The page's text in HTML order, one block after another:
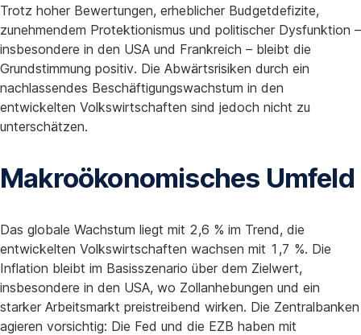
Trotz hoher Bewertungen, erheblicher Budgetdefizite,
zunehmendem Protektionismus und politischer Dysfunktion –
insbesondere in den USA und Frankreich – bleibt die
Grundstimmung positiv. Die Abwärtsrisiken durch ein
nachlassendes Beschäftigungswachstum in den
entwickelten Volkswirtschaften sind jedoch nicht zu
unterschätzen.
Makroökonomisches Umfeld
Das globale Wachstum liegt mit 2,6 % im Trend, die
entwickelten Volkswirtschaften wachsen mit 1,7 %. Die
Inflation bleibt im Basisszenario über dem Zielwert,
insbesondere in den USA, wo Zollanhebungen und ein
starker Arbeitsmarkt preistreibend wirken. Die Zentralbanken
agieren vorsichtig: Die Fed und die EZB haben mit